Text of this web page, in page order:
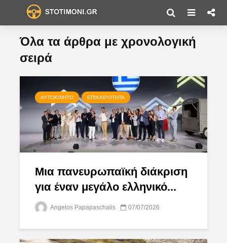
Όλα τα άρθρα με χρονολογική
σειρά
ΑΥΤΟΚΊΝΗΤΟ ΕΠΙΚΑΙΡΌΤΗΤΑ
Μια πανευρωπαϊκή διάκριση
για έναν μεγάλο ελληνικό...
Angelos Papapaschalis 07/07/2026